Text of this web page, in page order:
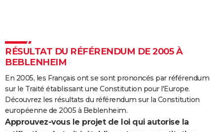
COPAINS D'AVANT
FORUM
Bricolage
Lifestyle
Culture
Sport
Auto
Television
Voyage
Cinema
RÉSULTAT DU RÉFÉRENDUM DE 2005 À
BEBLENHEIM
En 2005, les Français ont se sont prononcés par référendum
sur le Traité établissant une Constitution pour l'Europe.
Découvrez les résultats du référendum sur la Constitution
européenne de 2005 à Beblenheim.
Approuvez-vous le projet de loi qui autorise la